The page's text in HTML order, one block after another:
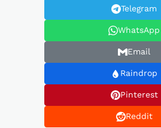
Telegram
WhatsApp
Email
Raindrop
Pinterest
Reddit